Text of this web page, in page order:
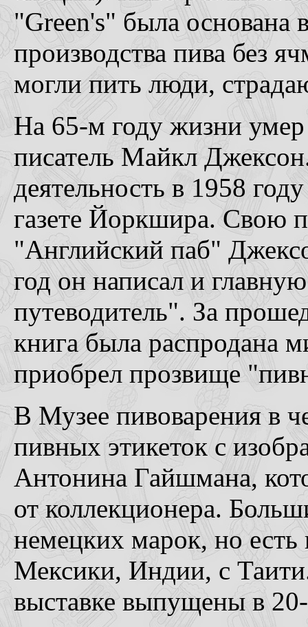
"Green's" была основана
производства пива без
могли пить люди,
На 65-м году жизни
писатель Майкл
деятельность в 1958
газете Йоркшира. Свою
"Английский паб"
год он написал и
путеводитель". За
книга была распродана
приобрел прозвище
В Музее пивоварения в
пивных этикеток с
Антонина Гайшмана,
от коллекционера.
немецких марок, но есть
Мексики, Индии, с
выставке выпущены в